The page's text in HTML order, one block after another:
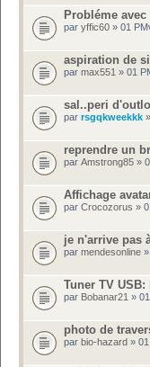
Probléme
par yffic60 » 01
aspiration de
par max551 » 01
sal..peri
par rsgqkweekkk
reprendre un
par Amstrong85 »
Affichage
par Crocozorus »
je n'arrive pas
par mendesonline
Tuner TV
par Bobanar21 »
photo de
par bio-hazard »